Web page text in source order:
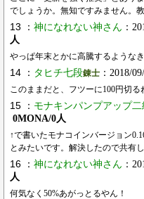
でしょうか。無知ですみません。
13 ： 神になれない神さん ：
人
やっぱ年末とかに高騰するような
14 ： タヒチ七段錬士 ：2018/
このままだと、フツーに100円切
15 ： モナキンパンプアップ二
0MONA/0人
↑で書いたモナコインバージョン
とみたいです。解決したので共有し
16 ： 神になれない神さん ：
人
何気なく50%あがっとるやん！